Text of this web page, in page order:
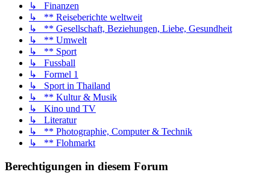
↳ Finanzen
↳ ** Reiseberichte weltweit
↳ ** Gesellschaft, Beziehungen, Liebe, Gesundheit
↳ ** Umwelt
↳ ** Sport
↳ Fussball
↳ Formel 1
↳ Sport in Thailand
↳ ** Kultur & Musik
↳ Kino und TV
↳ Literatur
↳ ** Photographie, Computer & Technik
↳ ** Flohmarkt
Berechtigungen in diesem Forum